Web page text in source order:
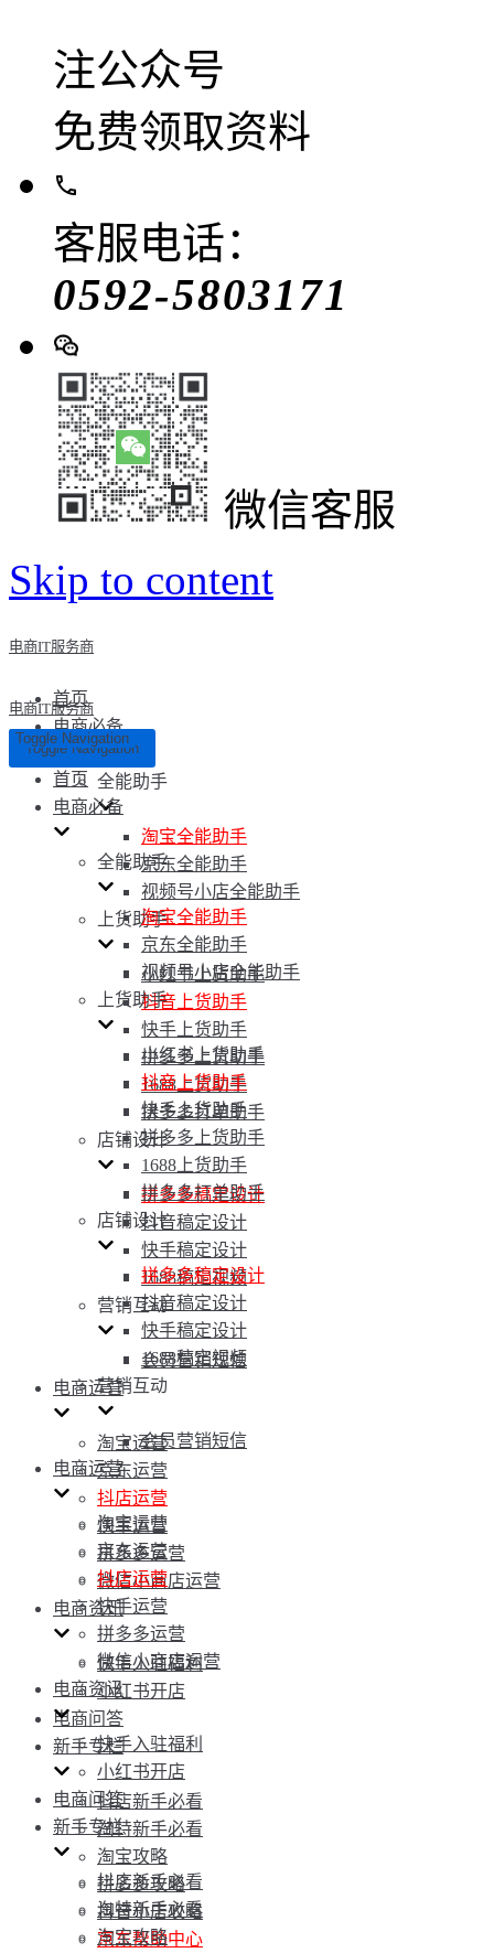
注公众号
免费领取资料
客服电话：
0592-5803171
微信客服
Skip to content
电商IT服务商
首页
电商必备
全能助手
淘宝全能助手
京东全能助手
视频号小店全能助手
上货助手
小红书上货助手
抖音上货助手
快手上货助手
拼多多上货助手
1688上货助手
拼多多打单助手
店铺设计
拼多多稿定设计
抖音稿定设计
快手稿定设计
1688稿定视频
营销互动
会员营销短信
电商运营
淘宝运营
京东运营
抖店运营
快手运营
拼多多运营
微信小商店运营
电商资讯
快手入驻福利
小红书开店
电商问答
新手专栏
抖店新手必看
淘特新手必看
淘宝攻略
拼多多攻略
抖音小店攻略
京东帮助中心
电商IT服务商
Toggle Navigation
Toggle Navigation
首页
电商必备
全能助手
淘宝全能助手
京东全能助手
视频号小店全能助手
上货助手
小红书上货助手
抖音上货助手
快手上货助手
拼多多上货助手
1688上货助手
拼多多打单助手
店铺设计
拼多多稿定设计
抖音稿定设计
快手稿定设计
1688稿定视频
营销互动
会员营销短信
电商运营
淘宝运营
京东运营
抖店运营
快手运营
拼多多运营
微信小商店运营
电商资讯
快手入驻福利
小红书开店
电商问答
新手专栏
抖店新手必看
淘特新手必看
淘宝攻略